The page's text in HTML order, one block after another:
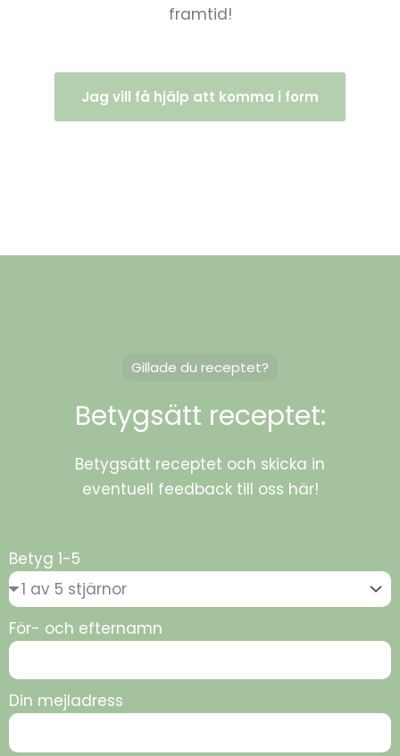
framtid!
Jag vill få hjälp att komma i form
Gillade du receptet?
Betygsätt receptet:
Betygsätt receptet och skicka in
eventuell feedback till oss här!
Betyg 1-5
För- och efternamn
Din mejladress